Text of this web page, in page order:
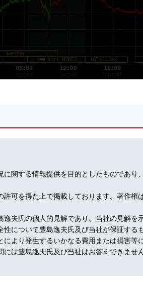
、などと信じていないが、投機的ヘッジ
関する情報提供を目的としたものであ
可を得た上で掲載しております。著作
夫氏の個人的見解であり、当社の見解を
について豊島逸夫氏及び当社が保証する
より発生するいかなる費用または損害等
は豊島逸夫氏及び当社はお答えできませ